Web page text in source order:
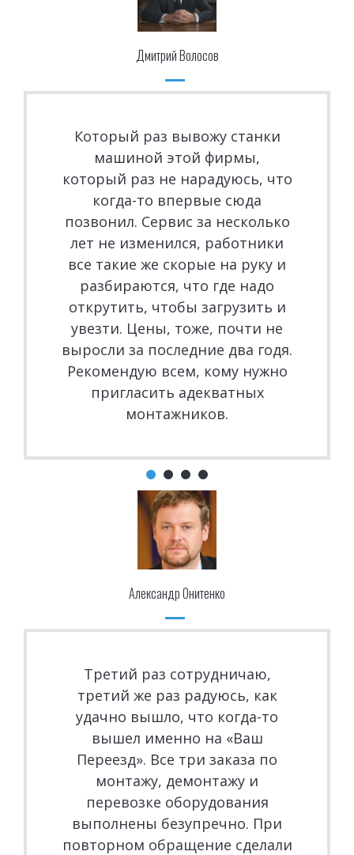
Дмитрий Волосов
Который раз вывожу станки
машиной этой фирмы,
который раз не нарадуюсь, что
когда-то впервые сюда
позвонил. Сервис за несколько
лет не изменился, работники
все такие же скорые на руку и
разбираются, что где надо
открутить, чтобы загрузить и
увезти. Цены, тоже, почти не
выросли за последние два годя.
Рекомендую всем, кому нужно
пригласить адекватных
монтажников.
Александр Онитенко
Третий раз сотрудничаю,
третий же раз радуюсь, как
удачно вышло, что когда-то
вышел именно на «Ваш
Переезд». Все три заказа по
монтажу, демонтажу и
перевозке оборудования
выполнены безупречно. При
повторном обращение сделали